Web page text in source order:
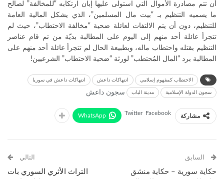
أن تتم مصادرة الأموال التي استولى عليها إبان ارتكابه “للمخالفة” لصالح
ما يسميه التنظيم بـ “بيت مال المسلمين”، الذي يشكل المالية العامة
للتنظيم، دون أن يتم الالتفات لعائلة ضحية “مخالفة الاحتطاب”، حيث لم
تتجرأ عائلة أحد منهم إلى اليوم على المطالبة بديّة من تم قام عناصر
التنظيم بقتله واحتطاب ماله، وبطبيعة الحال لم تتجرأ عائلة أحد منهم على
المطالبة برد “المال المُحتطب” لورثة “ضحية الاحتطاب” الشرعيين!
الاحتطاب كمفهوم إسلامي انتهاكات داعش انتهاكات داعش في سوريا
سجون الدولة الإسلامية سجون داعش مدينة الباب
مشاركة Facebook
Twitter
WhatsApp
السابق
حكاية سورية – حكاية منشق
التالي
التراث الأثري السوري بات